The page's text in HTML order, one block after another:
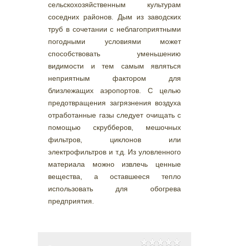
сельскохозяйственным культурам
соседних районов. Дым из заводских
труб в сочетании с неблагоприятными
погодными условиями может
способствовать уменьшению
видимости и тем самым являться
неприятным фактором для
близлежащих аэропортов. С целью
предотвращения загрязнения воздуха
отработанные газы следует очищать с
помощью скрубберов, мешочных
фильтров, циклонов или
электрофильтров и т.д. Из уловленного
материала можно извлечь ценные
вещества, а оставшееся тепло
использовать для обогрева
предприятия.